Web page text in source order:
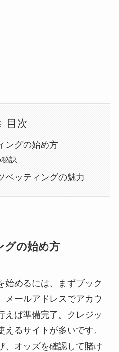
目次
ングの始め方
訣
ベッティングの魅力
グの始め方
始めるには、まずブック
メールアドレスでアカウ
えば準備完了。クレジッ
えるサイトが多いです。
、オッズを確認して賭け